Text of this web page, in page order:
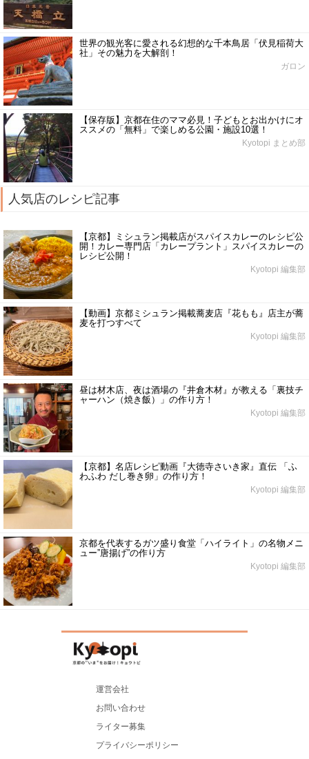
世界の観光客に愛される幻想的な千本鳥居「伏見稲荷大
社」その魅力を大解剖！
ガロン
【保存版】京都在住のママ必見！子どもとお出かけにオ
ススメの「無料」で楽しめる公園・施設10選！
Kyotopi まとめ部
人気店のレシピ記事
【京都】ミシュラン掲載店がスパイスカレーのレシピ公
開！カレー専門店「カレープラント」スパイスカレーの
レシピ公開！
Kyotopi 編集部
【動画】京都ミシュラン掲載蕎麦店『花もも』店主が蕎
麦を打つすべて
Kyotopi 編集部
昼は材木店、夜は酒場の『井倉木材』が教える「裏技チ
ャーハン（焼き飯）」の作り方！
Kyotopi 編集部
【京都】名店レシピ動画『大徳寺さいき家』直伝 「ふ
わふわ だし巻き卵」の作り方！
Kyotopi 編集部
京都を代表するガツ盛り食堂「ハイライト」の名物メニ
ュー”唐揚げ”の作り方
Kyotopi 編集部
運営会社
お問い合わせ
ライター募集
プライバシーポリシー